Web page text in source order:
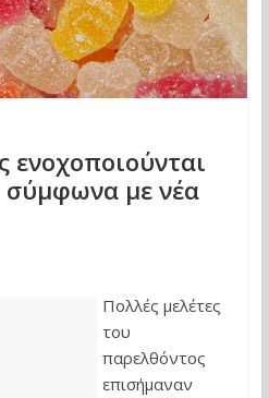
ενοχοποιούνται
σύμφωνα με νέα
Πολλές μελέτες
του
παρελθόντος
επισήμαναν